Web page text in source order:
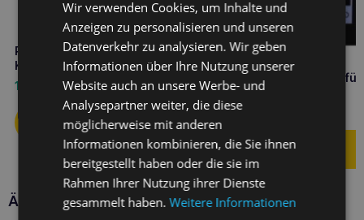
PURINA FortiFlora Probiotic für
Katzen 1g (1 Beutel)
1,40
PURINA Fortiflora 30x1g für
Hunde
24,70
Ähnliche Produkte
Wir verwenden Cookies, um Inhalte und
Anzeigen zu personalisieren und unseren
Datenverkehr zu analysieren. Wir geben
Informationen über Ihre Nutzung unserer
Website auch an unsere Werbe- und
Analysepartner weiter, die diese
möglicherweise mit anderen
Informationen kombinieren, die Sie ihnen
bereitgestellt haben oder die sie im
Rahmen Ihrer Nutzung ihrer Dienste
gesammelt haben.Weitere Informationen